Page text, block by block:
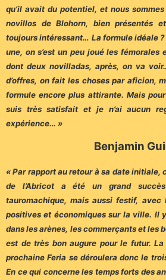
qu’il avait du potentiel, et nous
novillos de Blohorn, bien présentés
toujours intéressant… La formule idéale ?
une, on s’est un peu joué les fémorales
dont deux novilladas, après, on va
d’offres, on fait les choses par aficion,
formule encore plus attirante. Mais
suis très satisfait et je n’ai aucun
expérience… »
Benjamin
« Par rapport au retour à sa date initiale,
de l’Abricot a été un grand
tauromachique, mais aussi festif, avec
positives et économiques sur la ville. Il
dans les arènes, les commerçants et les
est de très bon augure pour le futur.
prochaine Feria se déroulera donc le
En ce qui concerne les temps forts des